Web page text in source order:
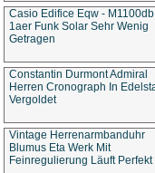
Casio Edifice Eqw -
1aer Funk Solar Sehr Wenig
Getragen
Constantin Durmont Admiral
Herren Cronograph In
Vergoldet
Vintage Herrenarmbanduhr
Blumus Eta Werk Mit
Feinregulierung Läuft Perfekt